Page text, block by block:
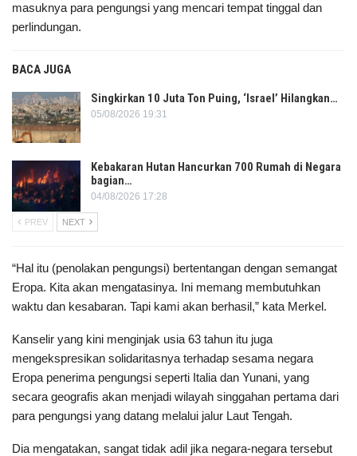
masuknya para pengungsi yang mencari tempat tinggal dan
perlindungan.
BACA JUGA
Singkirkan 10 Juta Ton Puing, ‘Israel’ Hilangkan…
05/08/2026 19:31
Kebakaran Hutan Hancurkan 700 Rumah di Negara
bagian…
04/08/2026 17:28
PREV NEXT
“Hal itu (penolakan pengungsi) bertentangan dengan semangat
Eropa. Kita akan mengatasinya. Ini memang membutuhkan
waktu dan kesabaran. Tapi kami akan berhasil,” kata Merkel.
Kanselir yang kini menginjak usia 63 tahun itu juga
mengekspresikan solidaritasnya terhadap sesama negara
Eropa penerima pengungsi seperti Italia dan Yunani, yang
secara geografis akan menjadi wilayah singgahan pertama dari
para pengungsi yang datang melalui jalur Laut Tengah.
Dia mengatakan, sangat tidak adil jika negara-negara tersebut